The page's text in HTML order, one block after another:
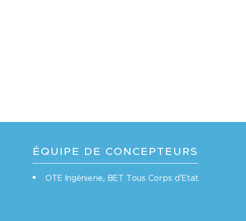
ÉQUIPE DE CONCEPTEURS
OTE Ingénierie, BET Tous Corps d’Etat